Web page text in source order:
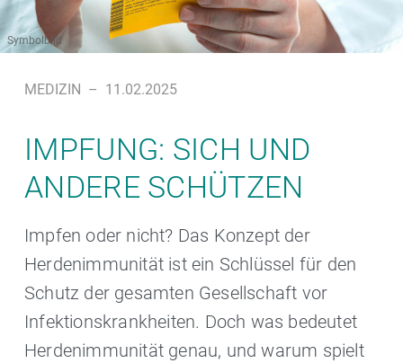
Symbolbild
MEDIZIN – 11.02.2025
IMPFUNG: SICH UND
ANDERE SCHÜTZEN
Impfen oder nicht? Das Konzept der
Herdenimmunität ist ein Schlüssel für den
Schutz der gesamten Gesellschaft vor
Infektionskrankheiten. Doch was bedeutet
Herdenimmunität genau, und warum spielt